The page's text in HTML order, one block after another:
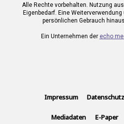
Alle Rechte vorbehalten. Nutzung
Eigenbedarf. Eine
persönlichen Gebrauch
Ein Unternehmen der echo
Impressum
Mediadaten E-Paper